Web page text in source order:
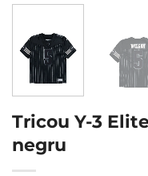
Tricou Y-3
negru